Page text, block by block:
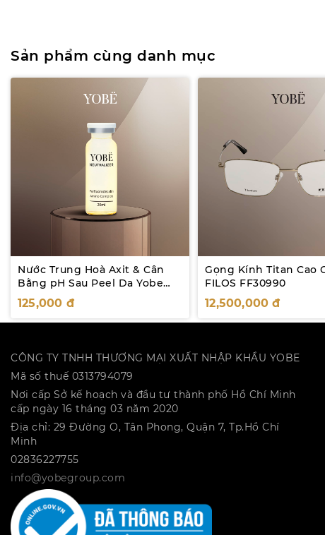
Sản phẩm cùng danh mục
Nước Trung Hoà Axit & Cân
Bằng pH Sau Peel Da Yobe
20mL
125,000 đ
Gọng Kính Titan Cao
FILOS FF30990
12,500,000đ
CÔNG TY TNHH THƯƠNG MẠI XUẤT NHẬP KHẨU YOBE
Mã số thuế 0313794079
Nơi cấp Sở kế hoạch và đầu tư thành phố Hồ Chí Minh
cấp ngày 16 tháng 03 năm 2020
Địa chỉ: 29 Đường O, Tân Phong, Quận 7, Tp.Hồ Chí
Minh
02836227755
info@yobegroup.com